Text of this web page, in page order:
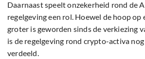
Daarnaast speelt onzekerheid rond de
regelgeving een rol. Hoewel de hoop op
groter is geworden sinds de verkiezing
is de regelgeving rond crypto-activa
verdeeld.